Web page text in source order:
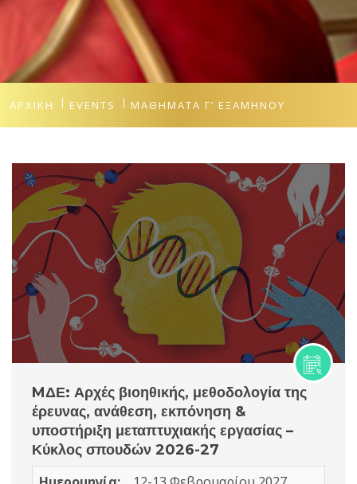
ΑΡΧΙΚΉ EVENTS ΜΑΘΉΜΑΤΑ Γ’ ΕΞΑΜΉΝΟΥ
MΔΕ: Αρχές βιοηθικής, μεθοδολογία της
έρευνας, ανάθεση, εκπόνηση &
υποστήριξη μεταπτυχιακής εργασίας –
Κύκλος σπουδών 2026-27